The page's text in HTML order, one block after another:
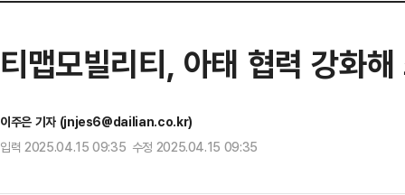
티맵모빌리티, 아태 협력 강화
이주은 기자 (jnjes6@dailian.co.kr)
입력 2025.04.15 09:35 수정 2025.04.15 09:35